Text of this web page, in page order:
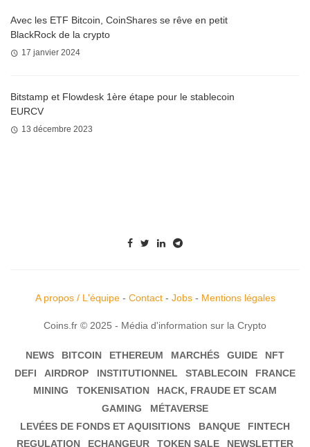
Avec les ETF Bitcoin, CoinShares se rêve en petit
BlackRock de la crypto
17 janvier 2024
Bitstamp et Flowdesk 1ère étape pour le stablecoin
EURCV
13 décembre 2023
A propos / L'équipe- Contact- Jobs- Mentions légales
Coins.fr © 2025 - Média d'information sur la Crypto
NEWS BITCOIN ETHEREUM MARCHÉS GUIDE
NFT
DEFI
AIRDROP INSTITUTIONNEL STABLECOIN
FRANCE
MINING
TOKENISATION
HACK, FRAUDE ET SCAM
GAMING
MÉTAVERSE
LEVÉES DE FONDS ET AQUISITIONS
BANQUE
FINTECH
REGULATION
ECHANGEUR TOKEN SALE NEWSLETTER